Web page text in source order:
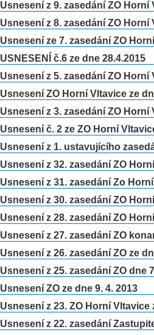
Usnesení z 9. zasedání ZO Horní
Usnesení z 8. zasedání ZO Horní
Usnesení ze 7. zasedání ZO
USNESENÍ č.6 ze dne 28.4.2015
Usnesení z 5. zasedání ZO Horní
Usnesení ZO Horní Vltavice ze
Usnesení z 3. zasedání ZO Horní
Usnesení č. 2 ze ZO Horní
Usnesení z 1. ustavujícího
Usnesení z 32. zasedání ZO
Usnesení z 31. zasedání Zo
Usnesení z 30. zasedání ZO
Usnesení z 28. zasedání ZO
Usnesení z 27. zasedání ZO
Usnesení z 26. zasedání ZO ze
Usnesení z 25. zasedání ZO dne
Usnesení ZO ze dne 9. 4. 2013
Usnesení z 23. ZO Horní Vltavice
Usnesení z 22. zasedání